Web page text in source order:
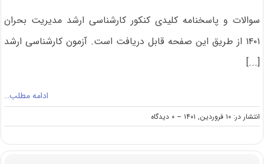
سوالات و پاسخنامه کلیدی کنکور کارشناسی ارشد مدیریت بحران
۱۴۰۱ از طریق این صفحه قابل دریافت است. آزمون کارشناسی ارشد
[...]
ادامه مطلب…
انتشار در: ۱۰ فروردین, ۱۴۰۱ -- ۰ دیدگاه
on
دانلود
کنکور